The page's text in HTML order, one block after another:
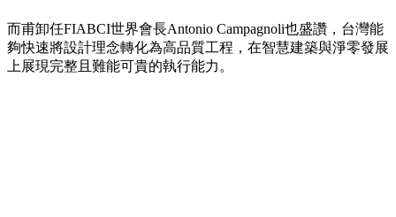
而甫卸任FIABCI世界會長Antonio Campagnoli也盛讚，台灣能
夠快速將設計理念轉化為高品質工程，在智慧建築與淨零發展
上展現完整且難能可貴的執行能力。